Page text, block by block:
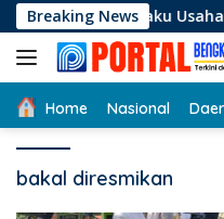
Langsung
ke
konten
Breaking News
Pelaku Usaha Lokal di
Home Nasional
bakal diresmikan